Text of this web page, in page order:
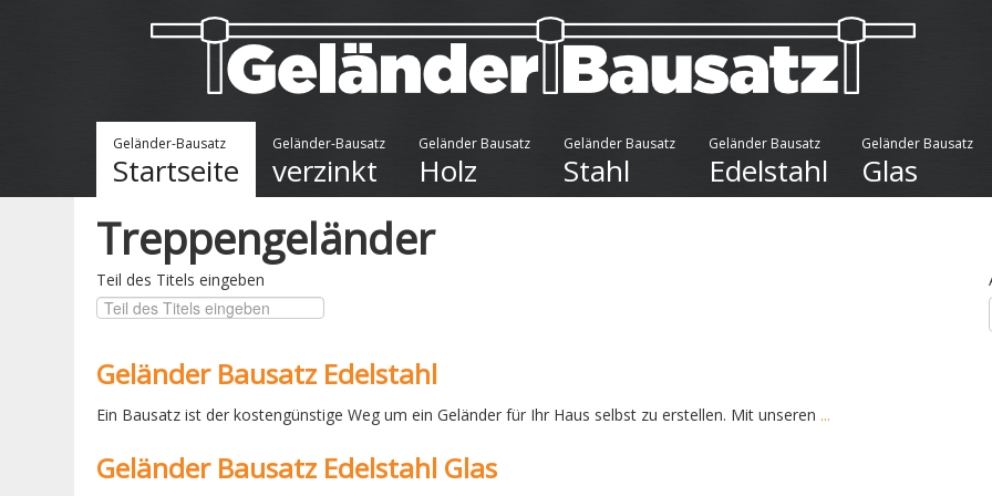
Geländer-Bausatz
Startseite
Geländer-Bausatz
verzinkt
Geländer Bausatz
Holz
Geländer Bausatz
Stahl
Geländer Bausatz
Edelstahl
Geländer Bausatz
Glas
Treppengeländer
Teil des Titels eingeben
Geländer Bausatz Edelstahl
Ein Bausatz ist der kostengünstige Weg um ein Geländer für Ihr Haus selbst zu erstellen. Mit unseren ...
Geländer Bausatz Edelstahl Glas